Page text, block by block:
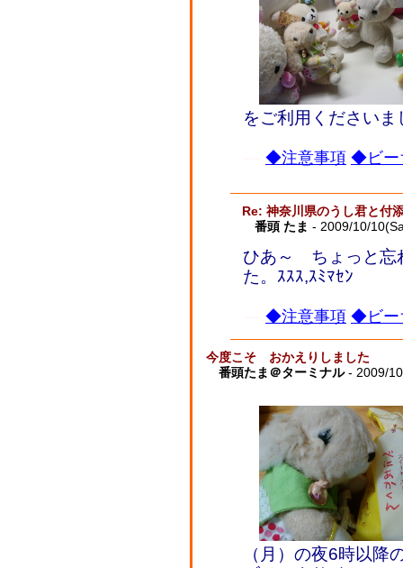
をご利用ください
◆注意事項 ◆ビー
Re: 神奈川県のうし君と付
番頭 たま - 2009/10/
ひあ～ ちょっと忘
た。ｽｽｽ,ｽﾐﾏｾﾝ
◆注意事項 ◆ビー
今度こそ おかえりしました
番頭たま＠ターミナル- 2009/
（月）の夜6時以降